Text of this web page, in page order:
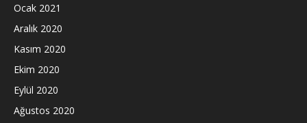
Ocak 2021
Aralık 2020
Kasım 2020
Ekim 2020
Eylül 2020
Ağustos 2020